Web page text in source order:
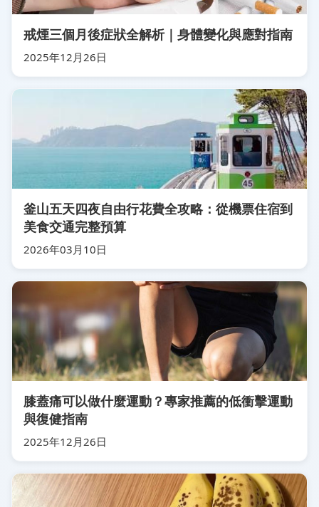
戒煙三個月後症狀全解析｜身體變化與應對指南
2025年12月26日
釜山五天四夜自由行花費全攻略：從機票住宿到
美食交通完整預算
2026年03月10日
膝蓋痛可以做什麼運動？專家推薦的低衝擊運動
與復健指南
2025年12月26日